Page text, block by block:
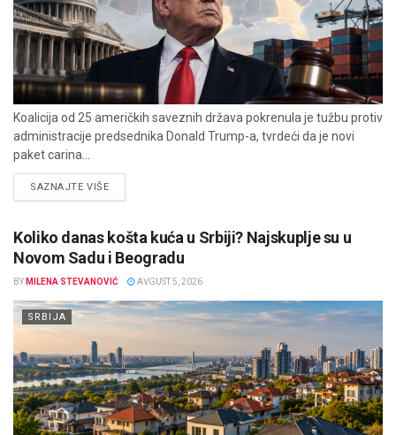
Koalicija od 25 američkih saveznih država pokrenula je tužbu protiv
administracije predsednika Donald Trump-a, tvrdeći da je novi
paket carina...
SAZNAJTE VIŠEDETAILS
Koliko danas košta kuća u Srbiji? Najskuplje su u
Novom Sadu i Beogradu
BY MILENA STEVANOVIĆ AVGUST 5, 2026
SRBIJA